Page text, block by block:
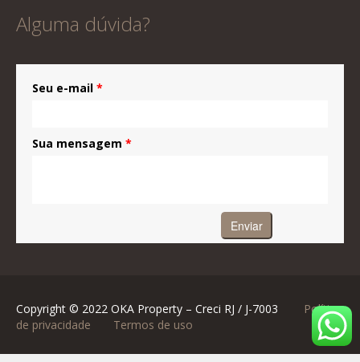
Alguma dúvida?
Seu e-mail *
Sua mensagem *
Copyright © 2022 OKA Property – Creci RJ / J-7003
Política
de privacidade
Termos de uso